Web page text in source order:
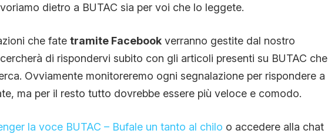
dietro a BUTAC sia per voi che lo leggete.
che fate tramite Facebookverranno gestite dal nostro
di rispondervi subito con gli articoli presenti su BUTAC che
Ovviamente monitoreremo ogni segnalazione per rispondere a
ma per il resto tutto dovrebbe essere più veloce e comodo.
la voce BUTAC – Bufale un tanto al chilo o accedere alla chat